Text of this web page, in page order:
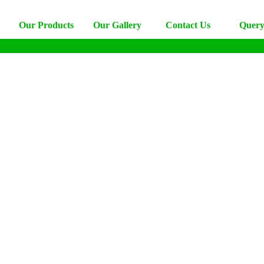
Our Products Our Gallery Contact Us